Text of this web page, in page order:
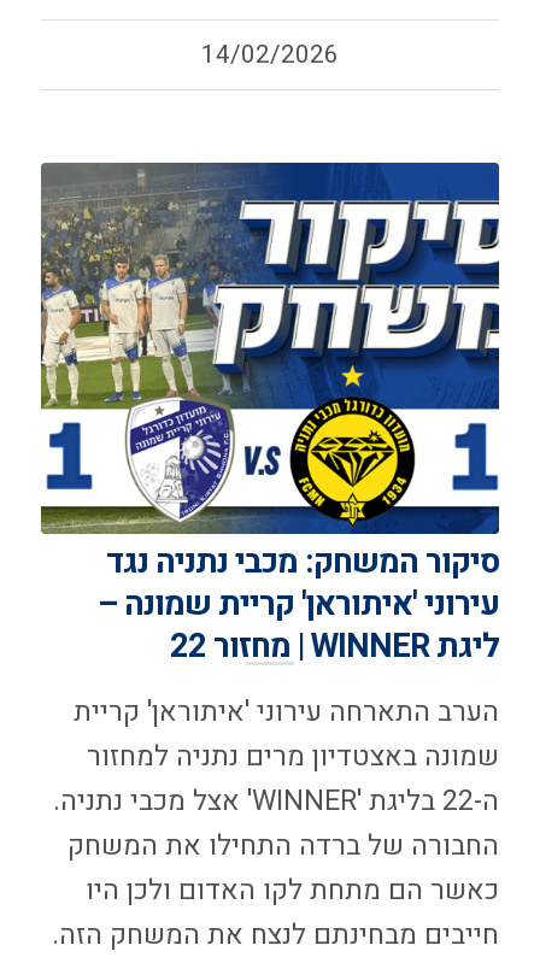
14/02/2026
סיקור המשחק: מכבי נתניה נגד
עירוני 'איתוראן' קריית שמונה –
ליגת WINNER | מחזור 22
הערב התארחה עירוני 'איתוראן' קריית
שמונה באצטדיון מרים נתניה למחזור
ה-22 בליגת 'WINNER' אצל מכבי נתניה.
החבורה של ברדה התחילו את המשחק
כאשר הם מתחת לקו האדום ולכן היו
חייבים מבחינתם לנצח את המשחק הזה.